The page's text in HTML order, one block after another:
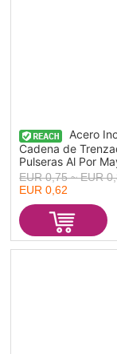
Acero
Cadena de
Pulseras Al Por
de Plata Mujeres
Suministro de
23.5cm longitud,
de la Cadena:
Unidad
EUR 0,75 ~ EUR
EUR 0,62